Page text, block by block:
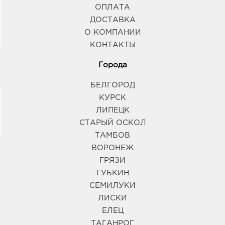
ОПЛАТА
ДОСТАВКА
О КОМПАНИИ
КОНТАКТЫ
Города
БЕЛГОРОД
КУРСК
ЛИПЕЦК
СТАРЫЙ ОСКОЛ
ТАМБОВ
ВОРОНЕЖ
ГРЯЗИ
ГУБКИН
СЕМИЛУКИ
ЛИСКИ
ЕЛЕЦ
ТАГАНРОГ